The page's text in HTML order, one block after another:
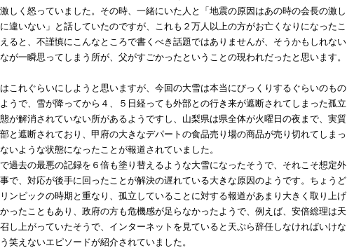
しく怒っていました。その時、一緒にいた人と「地震の原因はあの時の会長の激し
違いない」と話していたのですが、これも２万人以上の方がお亡くなりになったこ
ると、不謹慎にこんなところで書くべき話題ではありませんが、そうかもしれない
が一瞬思ってしまう所が、父がすごかったということの現われだったと思います。
これぐらいにしようと思いますが、今回の大雪は本当にびっくりするぐらいのもの
うで、雪が降ってから４、５日経っても外部との行き来が遮断されてしまった孤立
が解消されていない所があるようですし、山梨県は県全体が火曜日の夜まで、実質
と遮断されており、甲府の大きなデパートの食品売り場の商品が売り切れてしまっ
いような状態になったことが報道されていました。
過去の最悪の記録を６倍も塗り替えるような大雪になったそうで、それこそ想定外
で、対応が後手に回ったことが解決の遅れている大きな原因のようです。ちょうど
ンピックの時期と重なり、孤立していることに対する報道があまり大きく取り上げ
ったこともあり、政府の方も危機感が足らなかったようで、例えば、安倍総理は天
し上がっていたそうで、インターネットを見ていると天ぷら辞任しなければいけな
笑えないエピソードが紹介されていました。